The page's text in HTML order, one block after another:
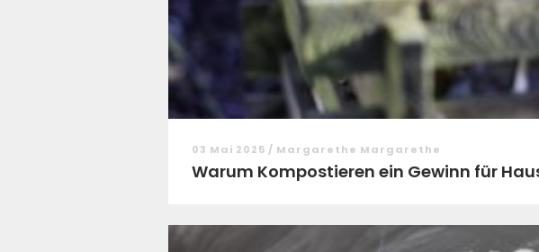
03 Mai 2025 / Margarethe Margarethe
Warum Kompostieren ein Gewinn für